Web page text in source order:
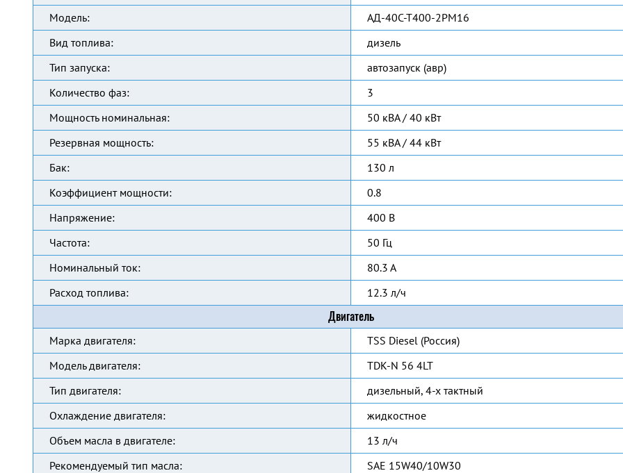
Модель:
АД-40С-Т400-2РМ16
Вид топлива:
дизель
Тип запуска:
автозапуск (авр)
Количество фаз:
3
Мощность номинальная:
50 кВА / 40 кВт
Резервная мощность:
55 кВА / 44 кВт
Бак:
130 л
Коэффициент мощности:
0.8
Напряжение:
400 В
Частота:
50 Гц
Номинальный ток:
80.3 А
Расход топлива:
12.3 л/ч
Двигатель
Марка двигателя:
TSS Diesel (Россия)
Модель двигателя:
TDK-N 56 4LT
Тип двигателя:
дизельный, 4-х тактный
Охлаждение двигателя:
жидкостное
Объем масла в двигателе:
13 л/ч
Рекомендуемый тип масла:
SAE 15W40/10W30